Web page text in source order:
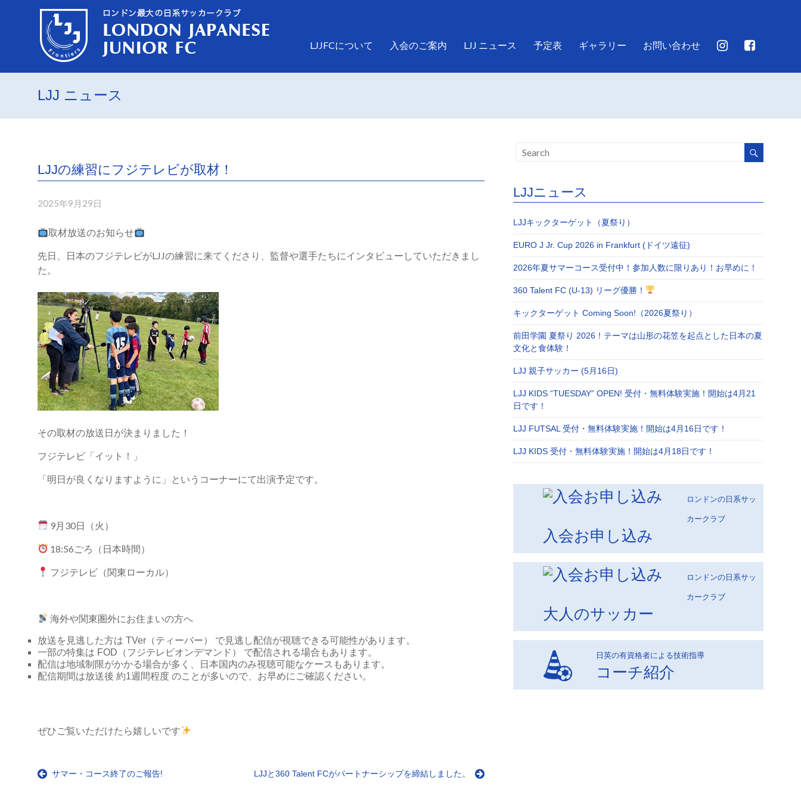
LJJFCについて 入会のご案内 LJJ ニュース 予定表 ギャラリー お問い合わせ
LJJ ニュース
LJJの練習にフジテレビが取材！
2025年9月29日
取材放送のお知らせ
先日、日本のフジテレビがLJJの練習に来てくださり、監督や選手たちにインタビューしていただきまし
た。
その取材の放送日が決まりました！
フジテレビ「イット！」
「明日が良くなりますように」というコーナーにて出演予定です。
9月30日（火）
18:56ごろ（日本時間）
フジテレビ（関東ローカル）
海外や関東圏外にお住まいの方へ
放送を見逃した方は TVer（ティーバー） で見逃し配信が視聴できる可能性があります。
一部の特集は FOD（フジテレビオンデマンド） で配信される場合もあります。
配信は地域制限がかかる場合が多く、日本国内のみ視聴可能なケースもあります。
配信期間は放送後 約1週間程度 のことが多いので、お早めにご確認ください。
ぜひご覧いただけたら嬉しいです
サマー・コース終了のご報告! LJJと360 Talent FCがパートナーシップを締結しました。
LJJニュース
LJJキックターゲット（夏祭り）
EURO J Jr. Cup 2026 in Frankfurt (ドイツ遠征)
2026年夏サマーコース受付中！参加人数に限りあり！お早めに！
360 Talent FC (U-13) リーグ優勝！
キックターゲット Coming Soon!（2026夏祭り）
前田学園 夏祭り 2026！テーマは山形の花笠を起点とした日本の夏
文化と食体験！
LJJ 親子サッカー (5月16日)
LJJ KIDS “TUESDAY” OPEN! 受付・無料体験実施！開始は4月21
日です！
LJJ FUTSAL 受付・無料体験実施！開始は4月16日です！
LJJ KIDS 受付・無料体験実施！開始は4月18日です！
ロンドンの日系サッ
カークラブ
入会お申し込み
ロンドンの日系サッ
カークラブ
大人のサッカー
日英の有資格者による技術指導
コーチ紹介